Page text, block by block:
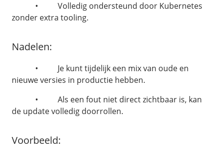
Orchestration
Software
Linux Server
Windows Server
Microsoft Essentials
cPanel
OpenClaw
n8n
• Volledig ondersteund door Kubernetes
zonder extra tooling.
Nadelen:
• Je kunt tijdelijk een mix van oude en
nieuwe versies in productie hebben.
• Als een fout niet direct zichtbaar is, kan
de update volledig doorrollen.
Voorbeeld: